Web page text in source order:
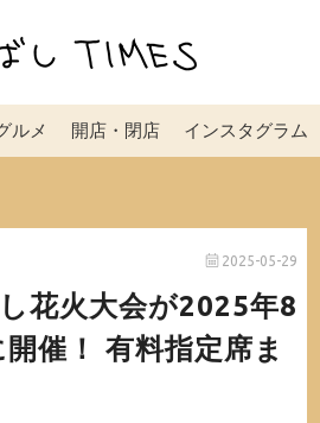
ルメ 開店・閉店 インスタグラム
2025-05-29
花火大会が2025年8
催！ 有料指定席ま